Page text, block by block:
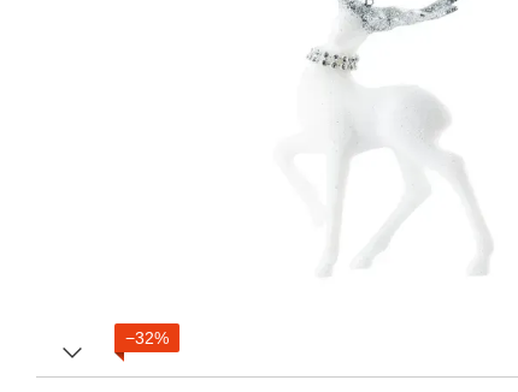
−32%